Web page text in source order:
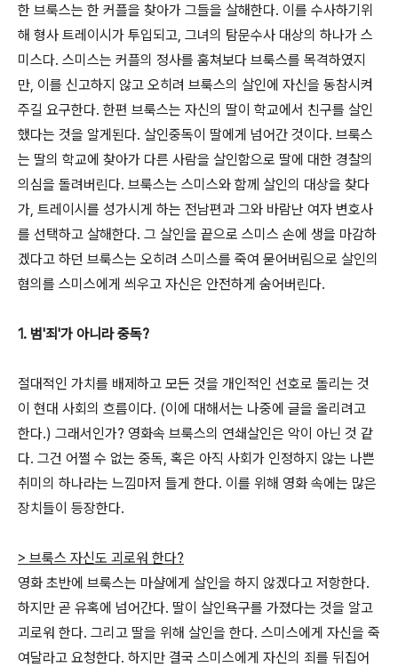
한 브룩스는 한 커플을 찾아가 그들을 살해한다. 이를 수사하기위
해 형사 트레이시가 투입되고, 그녀의 탐문수사 대상의 하나가 스
미스다. 스미스는 커플의 정사를 훔쳐보다 브룩스를 목격하였지
만, 이를 신고하지 않고 오히려 브룩스의 살인에 자신을 동참시켜
주길 요구한다. 한편 브룩스는 자신의 딸이 학교에서 친구를 살인
했다는 것을 알게된다. 살인중독이 딸에게 넘어간 것이다. 브룩스
는 딸의 학교에 찾아가 다른 사람을 살인함으로 딸에 대한 경찰의
의심을 돌려버린다. 브룩스는 스미스와 함께 살인의 대상을 찾다
가, 트레이시를 성가시게 하는 전남편과 그와 바람난 여자 변호사
를 선택하고 살해한다. 그 살인을 끝으로 스미스 손에 생을 마감하
겠다고 하던 브룩스는 오히려 스미스를 죽여 묻어버림으로 살인의
혐의를 스미스에게 씌우고 자신은 안전하게 숨어버린다.
1. 범'죄'가 아니라 중독?
절대적인 가치를 배제하고 모든 것을 개인적인 선호로 돌리는 것
이 현대 사회의 흐름이다. (이에 대해서는 나중에 글을 올리려고
한다.) 그래서인가? 영화속 브룩스의 연쇄살인은 악이 아닌 것 같
다. 그건 어쩔 수 없는 중독, 혹은 아직 사회가 인정하지 않는 나쁜
취미의 하나라는 느낌마저 들게 한다. 이를 위해 영화 속에는 많은
장치들이 등장한다.
> 브룩스 자신도 괴로워 한다?
영화 초반에 브룩스는 마샬에게 살인을 하지 않겠다고 저항한다.
하지만 곧 유혹에 넘어간다. 딸이 살인욕구를 가졌다는 것을 알고
괴로워 한다. 그리고 딸을 위해 살인을 한다. 스미스에게 자신을 죽
여달라고 요청한다. 하지만 결국 스미스에게 자신의 죄를 뒤집어